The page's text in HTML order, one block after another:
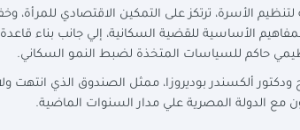
الأسرة، ترتكز على التمكين الاقتصادي للمرأة،
الأساسية للقضية السكانية، إلي جانب بناء قاعدة
حاكم للسياسات المتخذة لضبط النمو السكاني.
ألكسندر بوديروزا، ممثل الصندوق الذي انتهت
مع الدولة المصرية علي مدار السنوات الماضية.